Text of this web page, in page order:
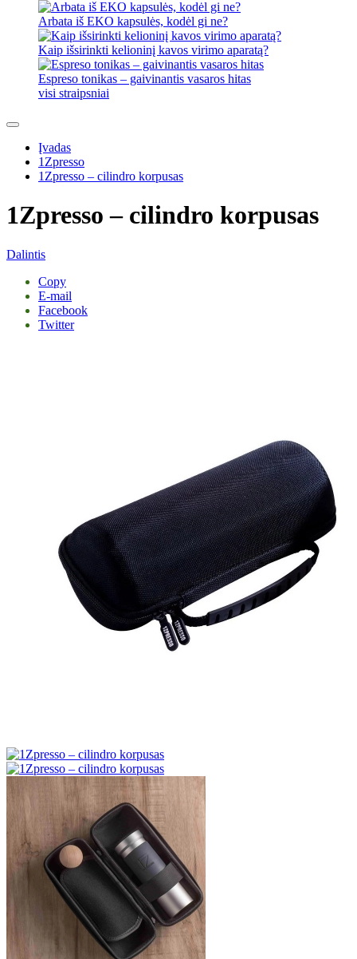
Arbata iš EKO kapsulės, kodėl gi ne?
Kaip išsirinkti kelioninį kavos virimo aparatą?
Espreso tonikas – gaivinantis vasaros hitas
visi straipsniai
Įvadas
1Zpresso
1Zpresso – cilindro korpusas
1Zpresso – cilindro korpusas
Dalintis
Copy
E-mail
Facebook
Twitter